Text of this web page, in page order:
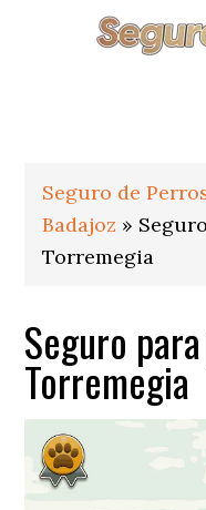
Seguro de
Badajoz »
Torremegia
Seguro
Torremegia